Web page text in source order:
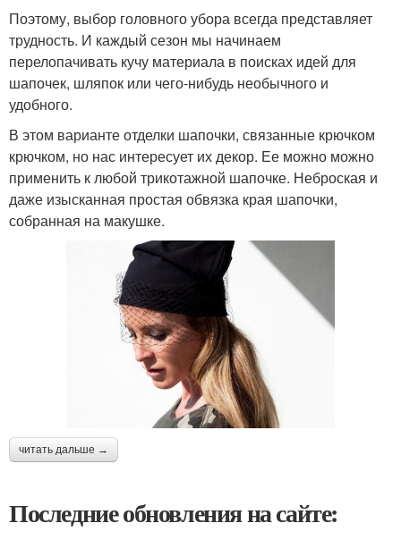
Поэтому, выбор головного убора всегда представляет
трудность. И каждый сезон мы начинаем
перелопачивать кучу материала в поисках идей для
шапочек, шляпок или чего-нибудь необычного и
удобного.
В этом варианте отделки шапочки, связанные крючком
крючком, но нас интересует их декор. Ее можно можно
применить к любой трикотажной шапочке. Неброская и
даже изысканная простая обвязка края шапочки,
собранная на макушке.
читать дальше →
Последние обновления на сайте: